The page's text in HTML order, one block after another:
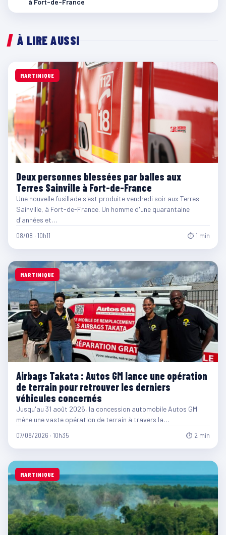
à Fort-de-France
À LIRE AUSSI
MARTINIQUE
Deux personnes blessées par balles aux
Terres Sainville à Fort-de-France
Une nouvelle fusillade s'est produite vendredi soir aux Terres
Sainville, à Fort-de-France. Un homme d'une quarantaine
d'années et…
08/08 · 10h11 ⏱ 1 min
MARTINIQUE
Airbags Takata : Autos GM lance une opération
de terrain pour retrouver les derniers
véhicules concernés
Jusqu'au 31 août 2026, la concession automobile Autos GM
mène une vaste opération de terrain à travers la…
07/08/2026 · 10h35 ⏱ 2 min
MARTINIQUE